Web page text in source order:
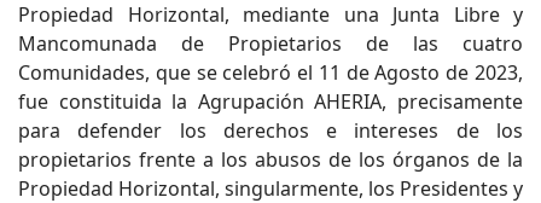
Propiedad Horizontal, mediante una Junta Libre y
Mancomunada de Propietarios de las cuatro
Comunidades, que se celebró el 11 de Agosto de 2023,
fue constituida la Agrupación AHERIA, precisamente
para defender los derechos e intereses de los
propietarios frente a los abusos de los órganos de la
Propiedad Horizontal, singularmente, los Presidentes y